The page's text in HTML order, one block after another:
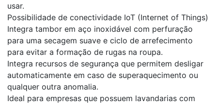
usar.
Possibilidade de conectividade IoT (Internet of Things)
Integra tambor em aço inoxidável com perfuração
para uma secagem suave e ciclo de arrefecimento
para evitar a formação de rugas na roupa.
Integra recursos de segurança que permitem desligar
automaticamente em caso de superaquecimento ou
qualquer outra anomalia.
Ideal para empresas que possuem lavandarias com